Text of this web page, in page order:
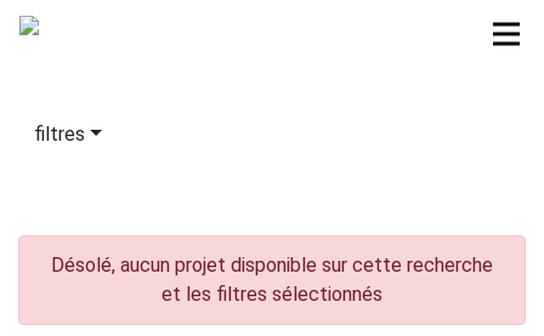
filtres
Désolé, aucun projet disponible sur cette recherche
et les filtres sélectionnés